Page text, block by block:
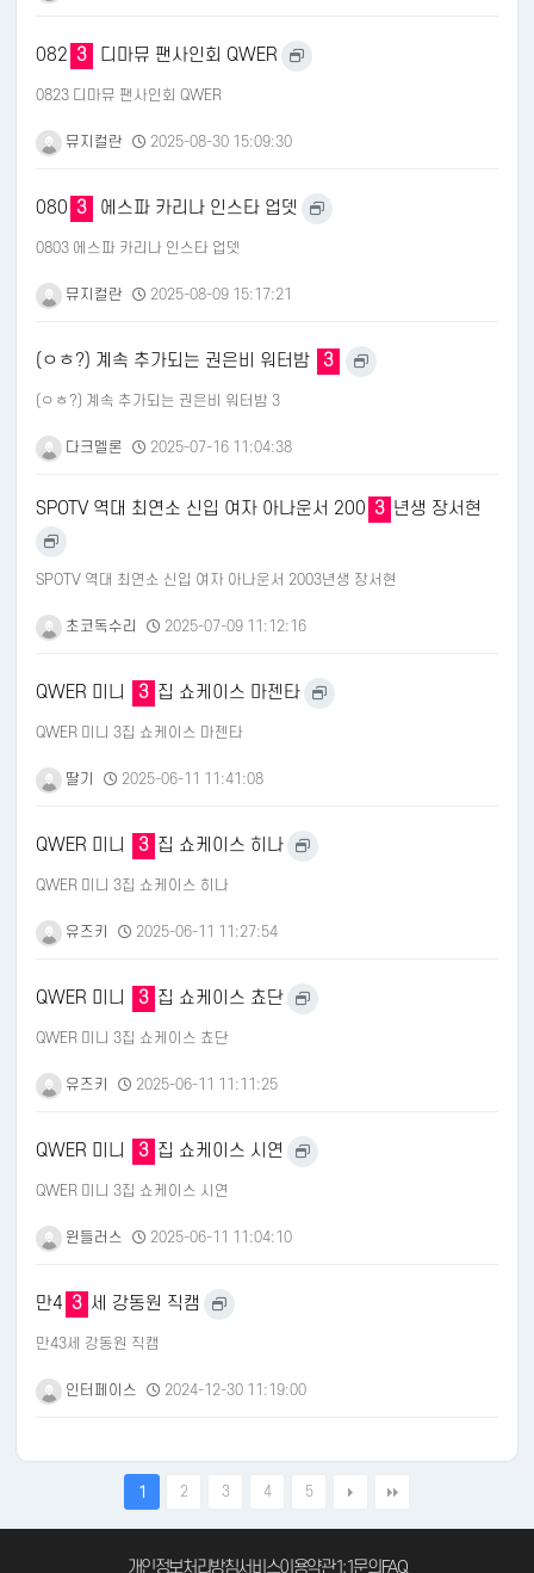
082 3 디마뮤 팬사인회 QWER
0823 디마뮤 팬사인회 QWER
뮤지컬란 2025-08-30 15:09:30
080 3 에스파 카리나 인스타 업뎃
0803 에스파 카리나 인스타 업뎃
뮤지컬란 2025-08-09 15:17:21
(ㅇㅎ?) 계속 추가되는 권은비 워터밤 3
(ㅇㅎ?) 계속 추가되는 권은비 워터밤 3
다크멜론 2025-07-16 11:04:38
SPOTV 역대 최연소 신입 여자 아나운서 200 3 년생 장서현
SPOTV 역대 최연소 신입 여자 아나운서 2003년생 장서현
초코독수리 2025-07-09 11:12:16
QWER 미니 3 집 쇼케이스 마젠타
QWER 미니 3집 쇼케이스 마젠타
딸기 2025-06-11 11:41:08
QWER 미니 3 집 쇼케이스 히나
QWER 미니 3집 쇼케이스 히나
유즈키 2025-06-11 11:27:54
QWER 미니 3 집 쇼케이스 쵸단
QWER 미니 3집 쇼케이스 쵸단
유즈키 2025-06-11 11:11:25
QWER 미니 3 집 쇼케이스 시연
QWER 미니 3집 쇼케이스 시연
윈들러스 2025-06-11 11:04:10
만4 3 세 강동원 직캠
만43세 강동원 직캠
인터페이스 2024-12-30 11:19:00
1 2 3 4 5
개인정보처리방침서비스이용약관1:1문의FAQ